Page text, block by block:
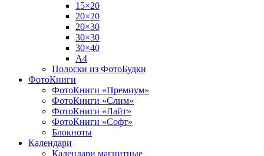
15×20
20×20
20×30
30×30
30×40
A4
Полоски из ФотоБудки
ФотоКниги
ФотоКниги «Премиум»
ФотоКниги «Слим»
ФотоКниги «Лайт»
ФотоКниги «Софт»
Блокноты
Календари
Календари магнитные